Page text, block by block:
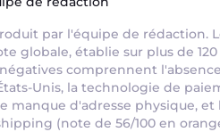
par l'équipe de rédaction.
globale, établie sur plus de
comprennent
Unis, la technologie de
manque d'adresse physique,
(note de 56/100 en